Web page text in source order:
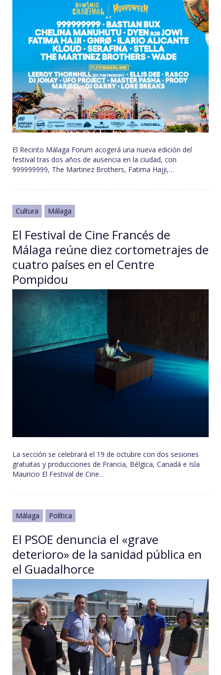
El Recinto Málaga Forum acogerá una nueva edición del
festival tras dos años de ausencia en la ciudad, con
999999999, The Martinez Brothers, Fatima Hajji,…
Cultura Málaga
El Festival de Cine Francés de
Málaga reúne diez cortometrajes de
cuatro países en el Centre
Pompidou
La sección se celebrará el 19 de octubre con dos sesiones
gratuitas y producciones de Francia, Bélgica, Canadá e Isla
Mauricio El Festival de Cine…
Málaga Política
El PSOE denuncia el «grave
deterioro» de la sanidad pública en
el Guadalhorce